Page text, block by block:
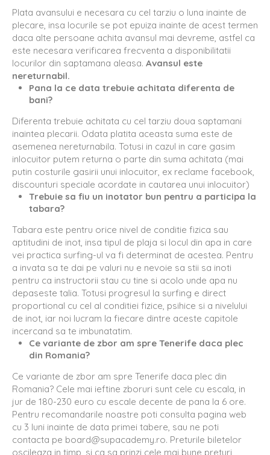
Plata avansului e necesara cu cel tarziu o luna inainte de
plecare, insa locurile se pot epuiza inainte de acest termen
daca alte persoane achita avansul mai devreme, astfel ca
este necesara verificarea frecventa a disponibilitatii
locurilor din saptamana aleasa. Avansul este
nereturnabil.
Pana la ce data trebuie achitata diferenta de
bani?
Diferenta trebuie achitata cu cel tarziu doua saptamani
inaintea plecarii. Odata platita aceasta suma este de
asemenea nereturnabila. Totusi in cazul in care gasim
inlocuitor putem returna o parte din suma achitata (mai
putin costurile gasirii unui inlocuitor, ex reclame facebook,
discounturi speciale acordate in cautarea unui inlocuitor)
Trebuie sa fiu un inotator bun pentru a participa la
tabara?
Tabara este pentru orice nivel de conditie fizica sau
aptitudini de inot, insa tipul de plaja si locul din apa in care
vei practica surfing-ul va fi determinat de acestea. Pentru
a invata sa te dai pe valuri nu e nevoie sa stii sa inoti
pentru ca instructorii stau cu tine si acolo unde apa nu
depaseste talia. Totusi progresul la surfing e direct
proportional cu cel al conditiei fizice, psihice si a nivelului
de inot, iar noi lucram la fiecare dintre aceste capitole
incercand sa te imbunatatim.
Ce variante de zbor am spre Tenerife daca plec
din Romania?
Ce variante de zbor am spre Tenerife daca plec din
Romania? Cele mai ieftine zboruri sunt cele cu escala, in
jur de 180-230 euro cu escale decente de pana la 6 ore.
Pentru recomandarile noastre poti consulta pagina web
cu 3 luni inainte de data primei tabere, sau ne poti
contacta pe board@supacademy.ro. Preturile biletelor
oscileaza in timp, si ca sa prinzi cele mai bune preturi